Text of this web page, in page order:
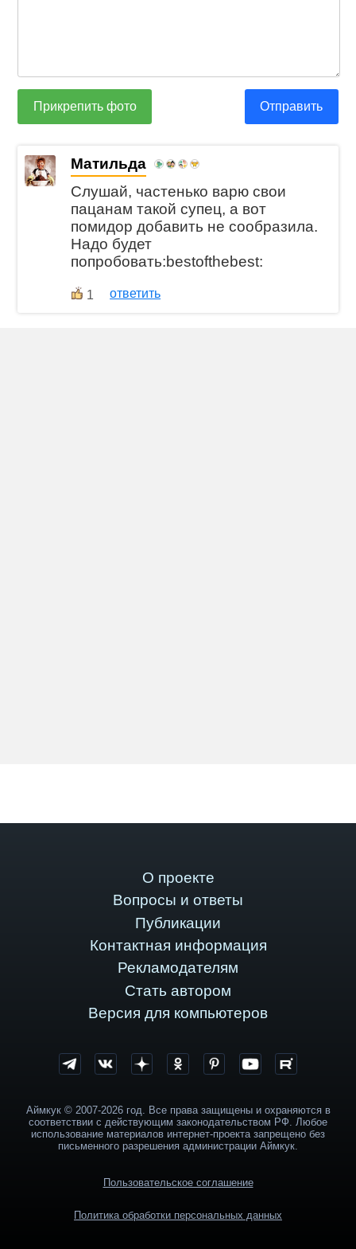
Прикрепить фото Отправить
Матильда
Слушай, частенько варю свои
пацанам такой супец, а вот
помидор добавить не сообразила.
Надо будет
попробовать:bestofthebest:
1 ответить
О проекте
Вопросы и ответы
Публикации
Контактная информация
Рекламодателям
Стать автором
Версия для компьютеров
Аймкук © 2007-2026 год. Все права защищены и охраняются в
соответствии с действующим законодательством РФ. Любое
использование материалов интернет-проекта запрещено без
письменного разрешения администрации Аймкук.
Пользовательское соглашение
Политика обработки персональных данных